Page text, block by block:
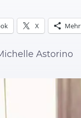
X Mehr
Astorino